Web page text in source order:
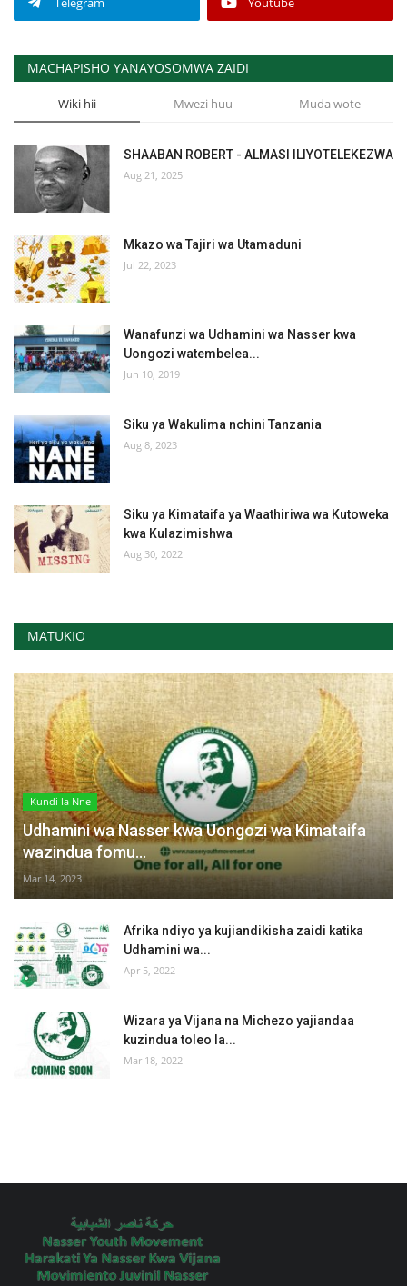
MACHAPISHO YANAYOSOMWA ZAIDI
Wiki hii Mwezi huu Muda wote
SHAABAN ROBERT - ALMASI ILIYOTELEKEZWA
Aug 21, 2025
Mkazo wa Tajiri wa Utamaduni
Jul 22, 2023
Wanafunzi wa Udhamini wa Nasser kwa
Uongozi watembelea...
Jun 10, 2019
Siku ya Wakulima nchini Tanzania
Aug 8, 2023
Siku ya Kimataifa ya Waathiriwa wa Kutoweka
kwa Kulazimishwa
Aug 30, 2022
MATUKIO
Kundi la Nne
Udhamini wa Nasser kwa Uongozi wa Kimataifa
wazindua fomu...
Mar 14, 2023
Afrika ndiyo ya kujiandikisha zaidi katika
Udhamini wa...
Apr 5, 2022
Wizara ya Vijana na Michezo yajiandaa
kuzindua toleo la...
Mar 18, 2022